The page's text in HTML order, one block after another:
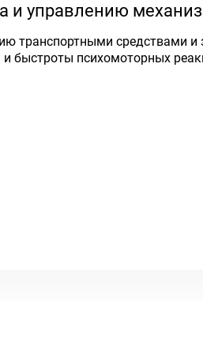
и управлению
транспортными средствами
быстроты психомоторных